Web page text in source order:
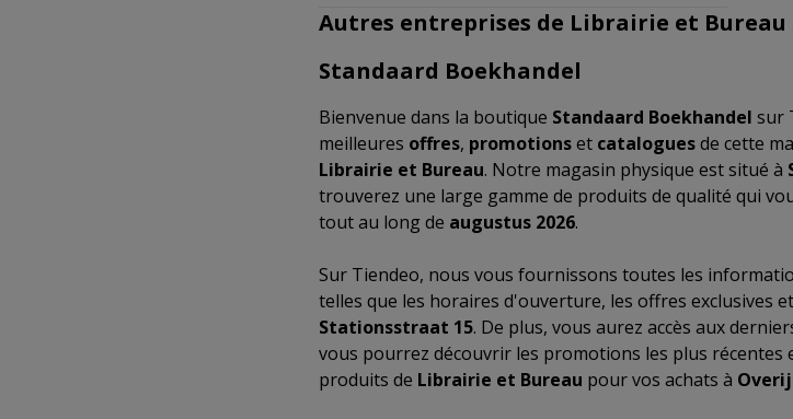
Autres entreprises de Librairie et Bureau
Standaard Boekhandel
Bienvenue dans la boutique Standaard Boekhandel sur
meilleures offres, promotionset cataloguesde cette
Librairie et Bureau. Notre magasin physique est situé à
trouverez une large gamme de produits de qualité qui
tout au long de augustus 2026.
Sur Tiendeo, nous vous fournissons toutes les
telles que les horaires d'ouverture, les offres exclusives
Stationsstraat 15. De plus, vous aurez accès aux
vous pourrez découvrir les promotions les plus
produits de Librairie et Bureau pour vos achats à